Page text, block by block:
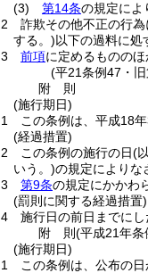
(3)
第14条の規定によ
2
詐欺その他不正の行
する。)以下の過料に処
3
前項に定めるものの
(平21条例47・
附 則
(施行期日)
1
この条例は、平成18
(経過措置)
2
この条例の施行の日(
いう。)の規定によりな
3
第9条の規定にかかわ
(罰則に関する経過措置)
4
施行日の前日までに
附 則(平成21年条
(施行期日)
1
この条例は、公布の日